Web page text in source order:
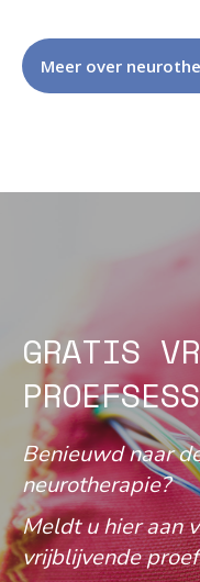
Meer over
GRATIS
Benieuwd naar
neurotherapie?
Meldt u hier aan
vrijblijvende